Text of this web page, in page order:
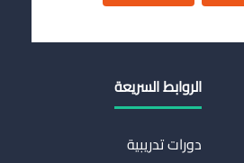
الروابط السريعة
دورات تدريبية